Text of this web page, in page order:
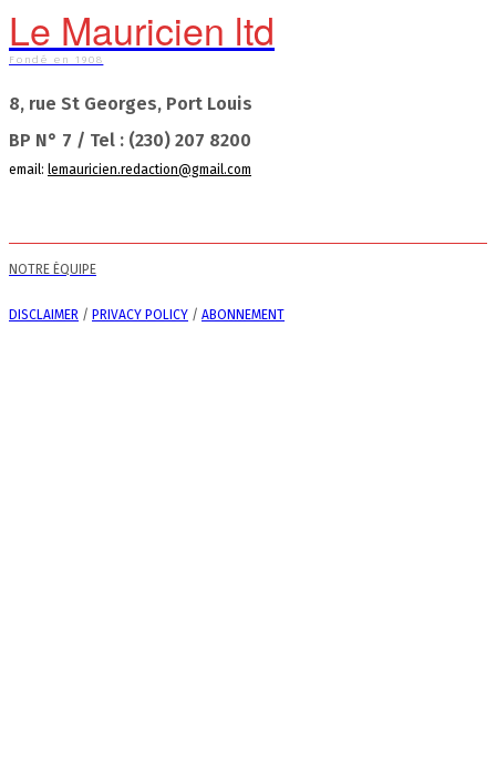
Le Mauricien ltd
Fondé en 1908
8, rue St Georges, Port Louis
BP N° 7 / Tel : (230) 207 8200
email: lemauricien.redaction@gmail.com
NOTRE ÉQUIPE
DISCLAIMER / PRIVACY POLICY / ABONNEMENT